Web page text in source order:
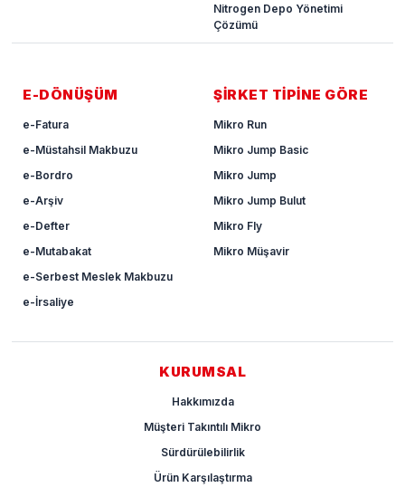
Nitrogen Depo Yönetimi
Çözümü
E-DÖNÜŞÜM
e-Fatura
e-Müstahsil Makbuzu
e-Bordro
e-Arşiv
e-Defter
e-Mutabakat
e-Serbest Meslek Makbuzu
e-İrsaliye
ŞİRKET TİPİNE GÖRE
Mikro Run
Mikro Jump Basic
Mikro Jump
Mikro Jump Bulut
Mikro Fly
Mikro Müşavir
KURUMSAL
Hakkımızda
Müşteri Takıntılı Mikro
Sürdürülebilirlik
Ürün Karşılaştırma